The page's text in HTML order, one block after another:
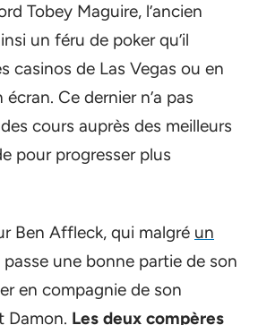
Tobey Maguire, l’ancien
un féru de poker qu’il
casinos de Las Vegas ou en
Ce dernier n’a pas
cours auprès des meilleurs
pour progresser plus
Ben Affleck, qui malgré un
passe une bonne partie de son
en compagnie de son
Damon. Les deux compères